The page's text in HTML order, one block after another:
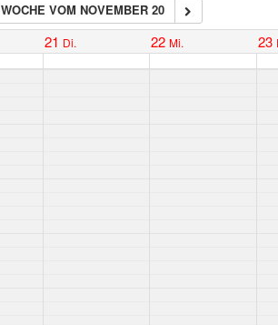
WOCHE VOM NOVEMBER 20
21 Di. 22 Mi. 23